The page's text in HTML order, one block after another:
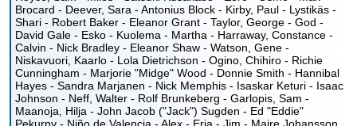
Brocard - Deever, Sara - Antonius Block - Kirby, Paul - Lystikäs -
Shari - Robert Baker - Eleanor Grant - Taylor, George - God -
David Gale - Esko - Kuolema - Martha - Harraway, Constance -
Calvin - Nick Bradley - Eleanor Shaw - Watson, Gene -
Niskavuori, Kaarlo - Lola Dietrichson - Ogino, Chihiro - Richie
Cunningham - Marjorie "Midge" Wood - Donnie Smith - Hannibal
Hayes - Sandra Marjanen - Nick Memphis - Isaskar Keturi - Isaac
Johnson - Neff, Walter - Rolf Brunkeberg - Garlopis, Sam -
Maanoja, Hilja - John Jacob ("Jack") Sugden - Ed "Eddie"